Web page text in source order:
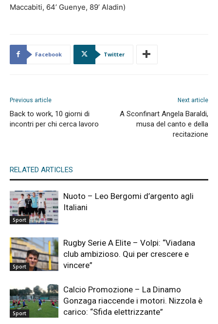
Maccabiti, 64’ Guenye, 89’ Aladin)
Facebook Twitter
Previous article
Back to work, 10 giorni di
incontri per chi cerca lavoro
Next article
A Sconfinart Angela Baraldi,
musa del canto e della
recitazione
RELATED ARTICLES
Sport
Nuoto – Leo Bergomi d’argento agli
Italiani
Sport
Rugby Serie A Elite – Volpi: “Viadana
club ambizioso. Qui per crescere e
vincere”
Sport
Calcio Promozione – La Dinamo
Gonzaga riaccende i motori. Nizzola è
carico: “Sfida elettrizzante”